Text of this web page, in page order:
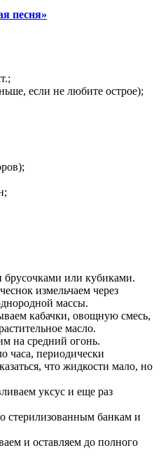
песня»
если не любите острое);
брусочками или кубиками.
измельчаем через
массы.
кабачки, овощную смесь,
масло.
на средний огонь.
часа, периодически
что жидкости мало, но
уксус и еще раз
стерилизованным банкам и
и оставляем до полного